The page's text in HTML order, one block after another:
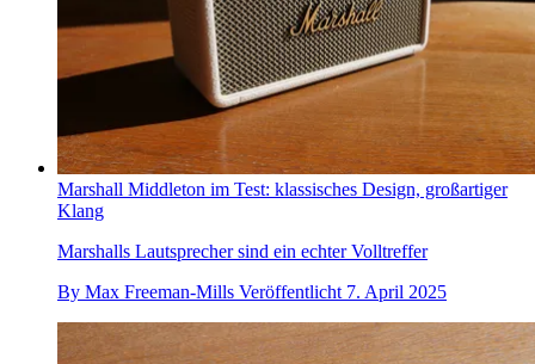
Marshall Middleton im Test: klassisches Design, großartiger
Klang
Marshalls Lautsprecher sind ein echter Volltreffer
By Max Freeman-Mills Veröffentlicht 7. April 2025